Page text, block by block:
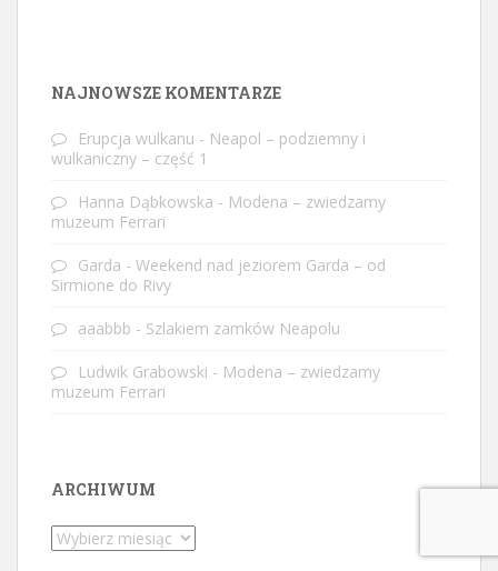
NAJNOWSZE KOMENTARZE
Erupcja wulkanu - Neapol – podziemny i
wulkaniczny – część 1
Hanna Dąbkowska - Modena – zwiedzamy
muzeum Ferrari
Garda - Weekend nad jeziorem Garda – od
Sirmione do Rivy
aaabbb - Szlakiem zamków Neapolu
Ludwik Grabowski - Modena – zwiedzamy
muzeum Ferrari
ARCHIWUM
Archiwum